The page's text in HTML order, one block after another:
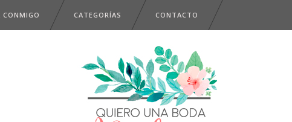
CONMIGO CATEGORÍAS CONTACTO